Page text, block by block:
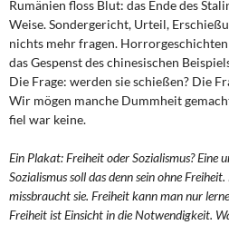
Rumänien floss Blut: das Ende des
Weise. Sondergericht, Urteil,
nichts mehr fragen.
das Gespenst des chinesischen
Die Frage: werden sie schießen? Die
Wir mögen manche Dummheit
fiel war keine.
Ein Plakat: Freiheit oder Sozialismus? Eine
Sozialismus soll das denn sein ohne
missbraucht sie. Freiheit kann man nur
Freiheit ist Einsicht in die Notwendigkeit.